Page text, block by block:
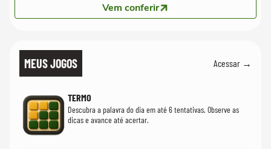
Vem conferir
MEUS JOGOS Acessar →
TERMO
Descubra a palavra do dia em até 6 tentativas. Observe as
dicas e avance até acertar.